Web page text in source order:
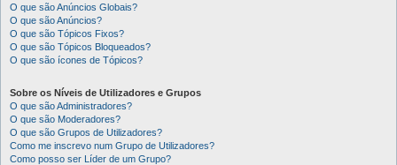
O que são Anúncios Globais?
O que são Anúncios?
O que são Tópicos Fixos?
O que são Tópicos Bloqueados?
O que são ícones de Tópicos?
Sobre os Níveis de Utilizadores e Grupos
O que são Administradores?
O que são Moderadores?
O que são Grupos de Utilizadores?
Como me inscrevo num Grupo de Utilizadores?
Como posso ser Líder de um Grupo?